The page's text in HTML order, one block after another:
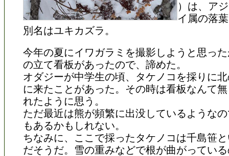
）は、ア
イ属の落
別名はユキカズラ。
今年の夏にイワガラミを撮影しようと思っ
の立て看板があったので、諦めた。
オダジーが中学生の頃、タケノコを採りに
に来たことがあった。その時は看板なんて
れたように思う。
ただ最近は熊が頻繁に出没しているような
もあるかもしれない。
ちなみに、ここで採ったタケノコは千島笹
だそうだ。雪の重みなどで根が曲がってい